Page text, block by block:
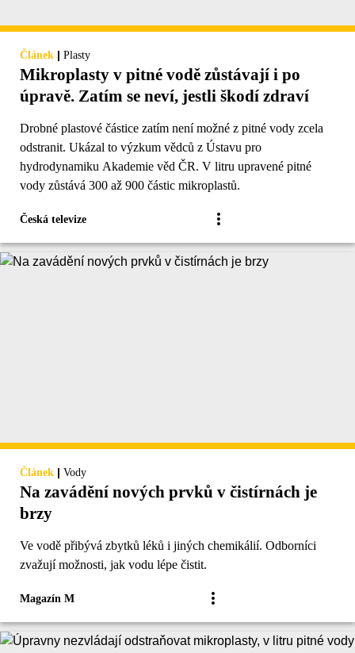
Článek | Plasty
Mikroplasty v pitné vodě zůstávají i po
úpravě. Zatím se neví, jestli škodí zdraví
Drobné plastové částice zatím není možné z pitné vody zcela
odstranit. Ukázal to výzkum vědců z Ústavu pro
hydrodynamiku Akademie věd ČR. V litru upravené pitné
vody zůstává 300 až 900 částic mikroplastů.
Česká televize
Článek | Vody
Na zavádění nových prvků v čistírnách je
brzy
Ve vodě přibývá zbytků léků i jiných chemikálií. Odborníci
zvažují možnosti, jak vodu lépe čistit.
Magazín M